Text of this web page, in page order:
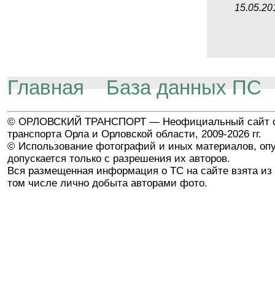
Главная База данных ПС
© ОРЛОВСКИЙ ТРАНСПОРТ — Неофициальный сайт
транспорта Орла и Орловской области, 2009-2026 гг.
© Использование фотографий и иных материалов,
допускается только с разрешения их авторов.
Вся размещенная информация о ТС на сайте взята из
том числе лично добыта авторами фото.